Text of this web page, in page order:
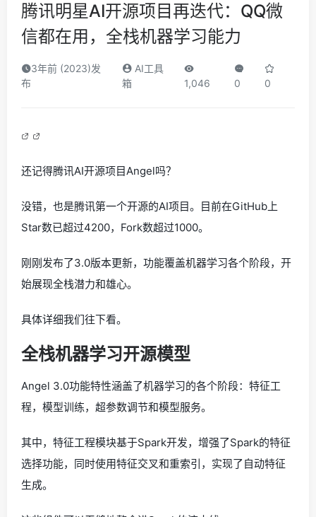
腾讯明星AI开源项目再迭代：QQ微
信都在用，全栈机器学习能力
3年前 (2023)发
布
AI工具
箱
1,046 0 0
还记得腾讯AI开源项目Angel吗？
没错，也是腾讯第一个开源的AI项目。目前在GitHub上
Star数已超过4200，Fork数超过1000。
刚刚发布了3.0版本更新，功能覆盖机器学习各个阶段，开
始展现全栈潜力和雄心。
具体详细我们往下看。
全栈机器学习开源模型
Angel 3.0功能特性涵盖了机器学习的各个阶段：特征工
程，模型训练，超参数调节和模型服务。
其中，特征工程模块基于Spark开发，增强了Spark的特征
选择功能，同时使用特征交叉和重索引，实现了自动特征
生成。